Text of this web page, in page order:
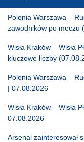
Polonia Warszawa –
zawodników po meczu
Wisła Kraków – Wisła
kluczowe liczby
Polonia Warszawa –
| 07.08.2026
Wisła Kraków – Wisła
07.08.2026
Arsenal zainteresował